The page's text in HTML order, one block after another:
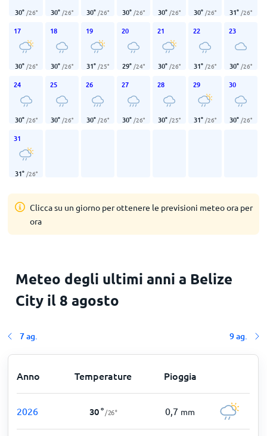
30° /26° 30° /26° 30° /26° 30° /26° 30° /26° 30° /26° 31° /26°
17
30° /26°
18
30° /26°
19
31° /25°
20
29° /24°
21
30° /26°
22
31° /26°
23
30° /26°
24
30° /26°
25
30° /26°
26
30° /26°
27
30° /26°
28
30° /25°
29
31° /26°
30
30° /26°
31
31° /26°
Clicca su un giorno per ottenere le previsioni meteo ora per
ora
Meteo degli ultimi anni a Belize
City il 8 agosto
7 ag. 9 ag.
Anno Temperature Pioggia
2026 30° /26° 0,7 mm